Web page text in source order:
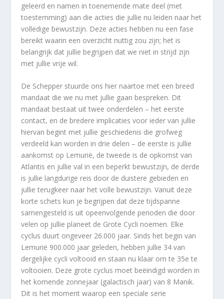
geleerd en namen in toenemende mate deel (met
toestemming) aan die acties die jullie nu leiden naar het
volledige bewustzijn. Deze acties hebben nu een fase
bereikt waarin een overzicht nuttig zou zijn; het is
belangrijk dat jullie begrijpen dat we niet in strijd zijn
met jullie vrije wil.
De Schepper stuurde ons hier naartoe met een breed
mandaat die we nu met jullie gaan bespreken. Dit
mandaat bestaat uit twee onderdelen – het eerste
contact, en de bredere implicaties voor ieder van jullie
hiervan begint met jullie geschiedenis die grofweg
verdeeld kan worden in drie delen – de eerste is jullie
aankomst op Lemurië, de tweede is de opkomst van
Atlantis en jullie val in een beperkt bewustzijn, de derde
is jullie langdurige reis door de duistere gebieden en
jullie terugkeer naar het volle bewustzijn. Vanuit deze
korte schets kun je begrijpen dat deze tijdspanne
samengesteld is uit opeenvolgende perioden die door
velen op jullie planeet de Grote Cycli noemen. Elke
cyclus duurt ongeveer 26.000 jaar. Sinds het begin van
Lemurië 900.000 jaar geleden, hebben jullie 34 van
dergelijke cycli voltooid en staan nu klaar om te 35e te
voltooien. Deze grote cyclus moet beëindigd worden in
het komende zonnejaar (galactisch jaar) van 8 Manik.
Dit is het moment waarop een speciale serie